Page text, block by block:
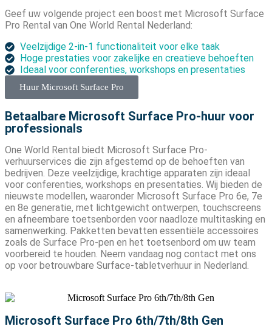
Geef uw volgende project een boost met Microsoft Surface
Pro Rental van One World Rental Nederland:
Veelzijdige 2-in-1 functionaliteit voor elke taak
Hoge prestaties voor zakelijke en creatieve behoeften
Ideaal voor conferenties, workshops en presentaties
Huur Microsoft Surface Pro
Betaalbare Microsoft Surface Pro-huur voor
professionals
One World Rental biedt Microsoft Surface Pro-
verhuurservices die zijn afgestemd op de behoeften van
bedrijven. Deze veelzijdige, krachtige apparaten zijn ideaal
voor conferenties, workshops en presentaties. Wij bieden de
nieuwste modellen, waaronder Microsoft Surface Pro 6e, 7e
en 8e generatie, met lichtgewicht ontwerpen, touchscreens
en afneembare toetsenborden voor naadloze multitasking en
samenwerking. Pakketten bevatten essentiële accessoires
zoals de Surface Pro-pen en het toetsenbord om uw team
voorbereid te houden. Neem vandaag nog contact met ons
op voor betrouwbare Surface-tabletverhuur in Nederland.
Microsoft Surface Pro 6th/7th/8th Gen